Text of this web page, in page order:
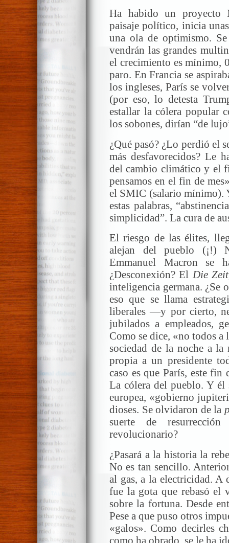
Ha habido un proyecto
paisaje político, inicia
una ola de optimismo.
vendrán las grandes
el crecimiento es mínimo,
paro. En Francia se
los ingleses, París se
(por eso, lo detesta
estallar la cólera popular
los sobones, dirían “de
¿Qué pasó? ¿Lo perdió el
más desfavorecidos? Le
del cambio climático y el
pensamos en el fin de
el SMIC (salario mínimo).
estas palabras,
simplicidad”. La cura de
El riesgo de las élites,
alejan del pueblo (¡!)
Emmanuel Macron se
¿Desconexión? El Die Zeit
inteligencia germana. ¿Se
eso que se llama
liberales —y por cierto,
jubilados a empleados,
Como se dice, «no todos a
sociedad de la noche a la
propia a un presidente
caso es que París, este fin
La cólera del pueblo. Y él
europea, «gobierno
dioses. Se olvidaron de la
suerte de
revolucionario?
¿Pasará a la historia la
No es tan sencillo.
al gas, a la electricidad.
fue la gota que rebasó el
sobre la fortuna. Desde
Pese a que puso otros
«galos». Como decirles
como ha obrado, se le ha